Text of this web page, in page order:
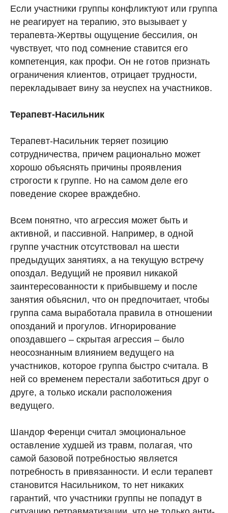
Если участники группы конфликтуют или группа
не реагирует на терапию, это вызывает у
терапевта-Жертвы ощущение бессилия, он
чувствует, что под сомнение ставится его
компетенция, как профи. Он не готов признать
ограничения клиентов, отрицает трудности,
перекладывает вину за неуспех на участников.
Терапевт-Насильник
Терапевт-Насильник теряет позицию
сотрудничества, причем рационально может
хорошо объяснять причины проявления
строгости к группе. Но на самом деле его
поведение скорее враждебно.
Всем понятно, что агрессия может быть и
активной, и пассивной. Например, в одной
группе участник отсутствовал на шести
предыдущих занятиях, а на текущую встречу
опоздал. Ведущий не проявил никакой
заинтересованности к прибывшему и после
занятия объяснил, что он предпочитает, чтобы
группа сама выработала правила в отношении
опозданий и прогулов. Игнорирование
опоздавшего – скрытая агрессия – было
неосознанным влиянием ведущего на
участников, которое группа быстро считала. В
ней со временем перестали заботиться друг о
друге, а только искали расположения
ведущего.
Шандор Ференци считал эмоциональное
оставление худшей из травм, полагая, что
самой базовой потребностью является
потребность в привязанности. И если терапевт
становится Насильником, то нет никаких
гарантий, что участники группы не попадут в